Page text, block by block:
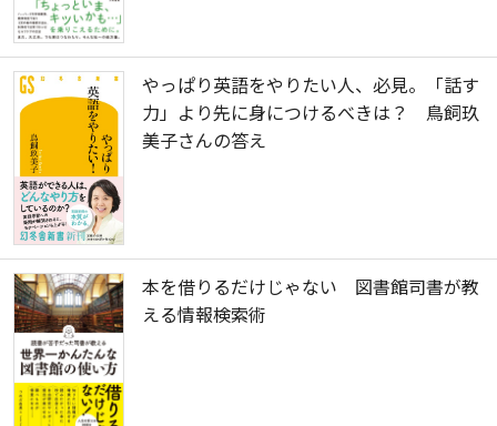
やっぱり英語をやりたい人、必見。「話す
力」より先に身につけるべきは？ 鳥飼玖
美子さんの答え
本を借りるだけじゃない 図書館司書が教
える情報検索術